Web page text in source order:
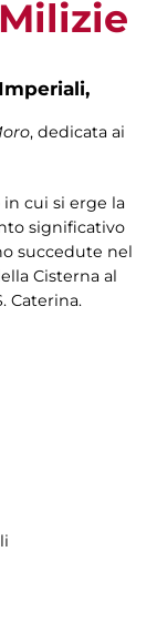
, dedicata ai
cui si erge la
significativo
succedute nel
Cisterna al
Caterina.